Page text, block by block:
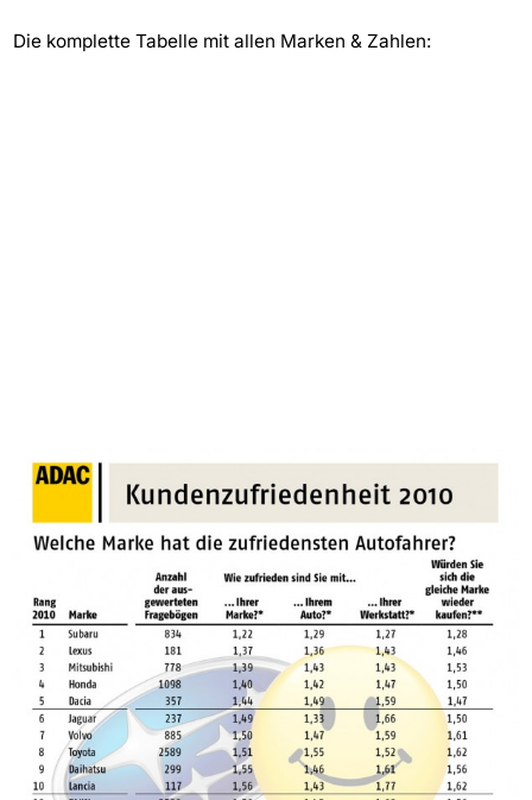
Die komplette Tabelle mit allen Marken & Zahlen: